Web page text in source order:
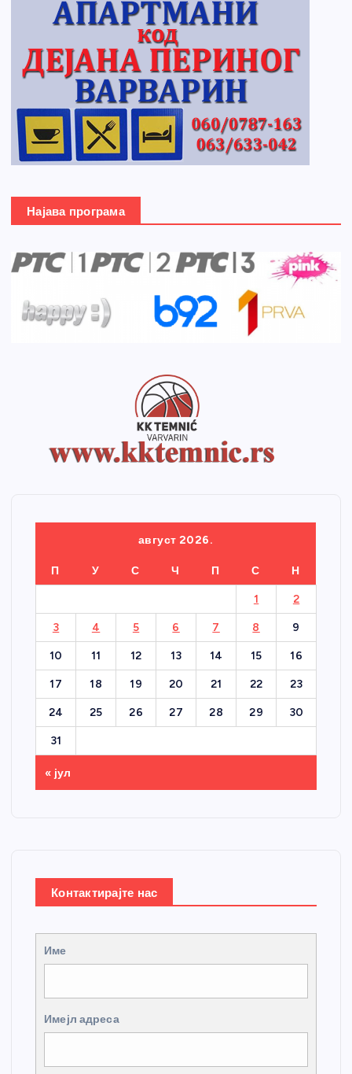
Најава програма
август 2026.
П У С Ч П С Н
1 2
3 4 5 6 7 8 9
10 11 12 13 14 15 16
17 18 19 20 21 22 23
24 25 26 27 28 29 30
31
« јул
Контактирајте нас
Име
Имејл адреса